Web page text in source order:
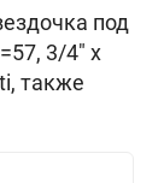
под
3/4" x
также